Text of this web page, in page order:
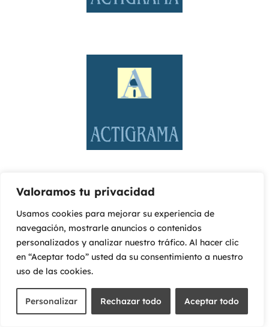
Valoramos tu privacidad
Usamos cookies para mejorar su experiencia de
navegación, mostrarle anuncios o contenidos
personalizados y analizar nuestro tráfico. Al hacer clic
en “Aceptar todo” usted da su consentimiento a nuestro
uso de las cookies.
Personalizar Rechazar todo Aceptar todo